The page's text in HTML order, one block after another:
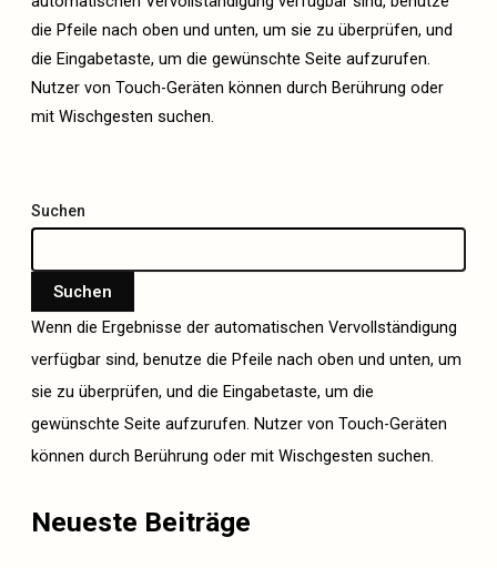
die Pfeile nach oben und unten, um sie zu überprüfen, und
die Eingabetaste, um die gewünschte Seite aufzurufen.
Nutzer von Touch-Geräten können durch Berührung oder
mit Wischgesten suchen.
Suchen
Suchen
Wenn die Ergebnisse der automatischen Vervollständigung
verfügbar sind, benutze die Pfeile nach oben und unten, um
sie zu überprüfen, und die Eingabetaste, um die
gewünschte Seite aufzurufen. Nutzer von Touch-Geräten
können durch Berührung oder mit Wischgesten suchen.
Neueste Beiträge